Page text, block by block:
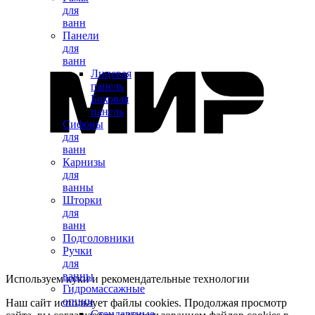
для
ванн
Панели
для
ванн
Лицевая
панель
Боковая
панель
Сифоны
для
ванн
Карнизы
для
ванны
Шторки
для
ванн
Подголовники
Ручки
для
ванны
Гидромассажные
опции
Используем куки и рекомендательные технологии
Наш сайт использует файлы cookies. Продолжая просмотр